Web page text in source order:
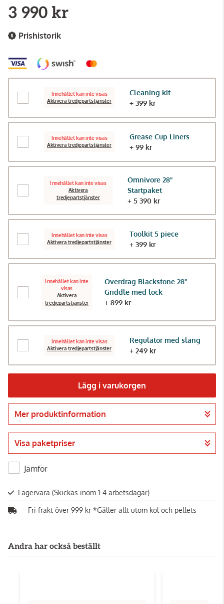
3 990 kr
Prishistorik
Innehållet kan inte visas
Aktivera tredjepartstjänster
Cleaning kit
+ 399 kr
Innehållet kan inte visas
Aktivera tredjepartstjänster
Grease Cup Liners
+ 99 kr
Innehållet kan inte visas
Aktivera
tredjepartstjänster
Omnivore 28"
Startpaket
+ 5 390 kr
Innehållet kan inte visas
Aktivera tredjepartstjänster
Toolkit 5 piece
+ 399 kr
Innehållet kan inte
visas
Aktivera
tredjepartstjänster
Överdrag Blackstone 28"
Griddle med lock
+ 899 kr
Innehållet kan inte visas
Aktivera tredjepartstjänster
Regulator med slang
+ 249 kr
Lägg i varukorgen
Gå till kassan
Mer produktinformation
Visa paketpriser
Jämför
Lagervara (Skickas inom 1-4 arbetsdagar)
Fri frakt över 999 kr *Gäller allt utom kol och pellets
Andra har också beställt